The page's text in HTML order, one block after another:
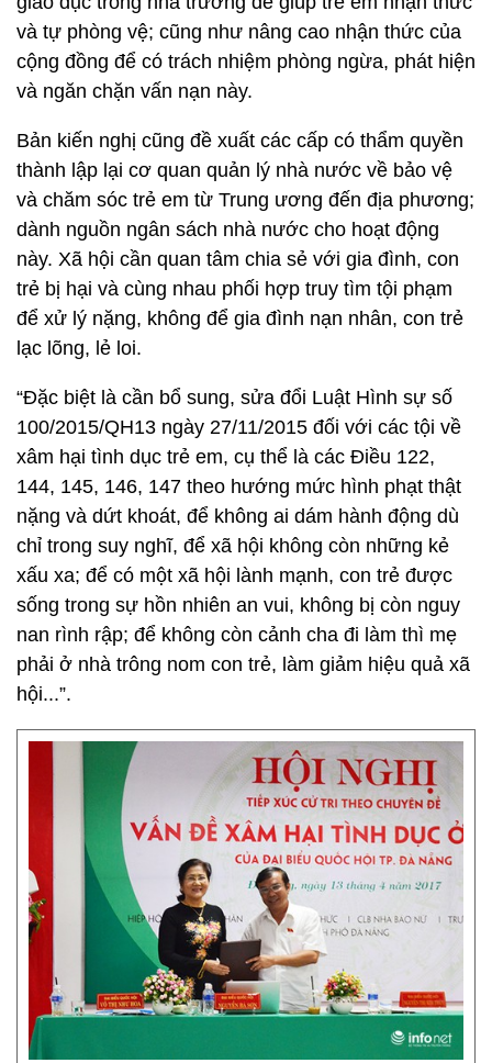
và tự phòng vệ; cũng như nâng cao nhận thức của
cộng đồng để có trách nhiệm phòng ngừa, phát hiện
và ngăn chặn vấn nạn này.
Bản kiến nghị cũng đề xuất các cấp có thẩm quyền
thành lập lại cơ quan quản lý nhà nước về bảo vệ
và chăm sóc trẻ em từ Trung ương đến địa phương;
dành nguồn ngân sách nhà nước cho hoạt động
này. Xã hội cần quan tâm chia sẻ với gia đình, con
trẻ bị hại và cùng nhau phối hợp truy tìm tội phạm
để xử lý nặng, không để gia đình nạn nhân, con trẻ
lạc lõng, lẻ loi.
“Đặc biệt là cần bổ sung, sửa đổi Luật Hình sự số
100/2015/QH13 ngày 27/11/2015 đối với các tội về
xâm hại tình dục trẻ em, cụ thể là các Điều 122,
144, 145, 146, 147 theo hướng mức hình phạt thật
nặng và dứt khoát, để không ai dám hành động dù
chỉ trong suy nghĩ, để xã hội không còn những kẻ
xấu xa; để có một xã hội lành mạnh, con trẻ được
sống trong sự hồn nhiên an vui, không bị còn nguy
nan rình rập; để không còn cảnh cha đi làm thì mẹ
phải ở nhà trông nom con trẻ, làm giảm hiệu quả xã
hội...”.